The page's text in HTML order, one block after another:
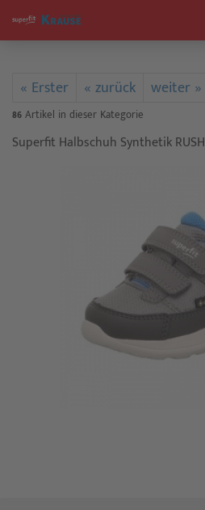
« Erster « zurück weiter »
86Artikel in dieser Kategorie
Superfit Halbschuh Synthetik RUSH